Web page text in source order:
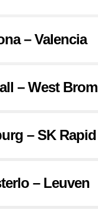
– Valencia
– West Brom
– SK Rapid
– Leuven